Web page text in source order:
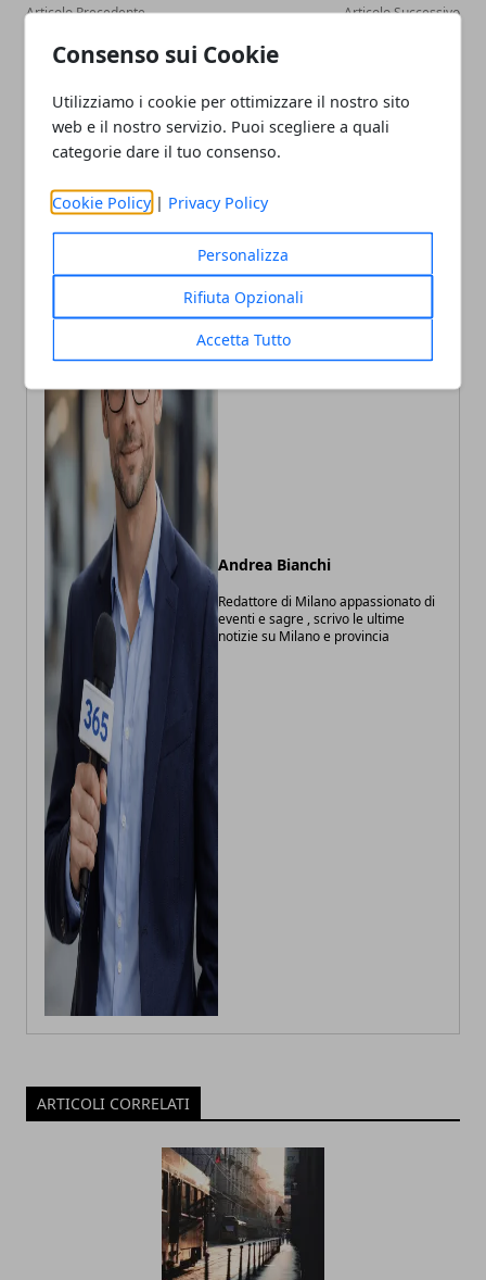
Consenso sui Cookie
Utilizziamo i cookie per ottimizzare il nostro sito
web e il nostro servizio. Puoi scegliere a quali
categorie dare il tuo consenso.
Cookie Policy | Privacy Policy
Personalizza
Rifiuta Opzionali
Accetta Tutto
Articolo Precedente
arrivo in corso Venezia il 24
Articolo Successivo
Best CEO Awards di
Andrea Bianchi
Redattore di Milano appassionato di
eventi e sagre , scrivo le ultime
notizie su Milano e provincia
ARTICOLI CORRELATI